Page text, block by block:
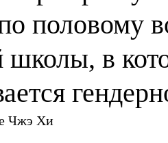
половому
школы, в
Чжэ Хи